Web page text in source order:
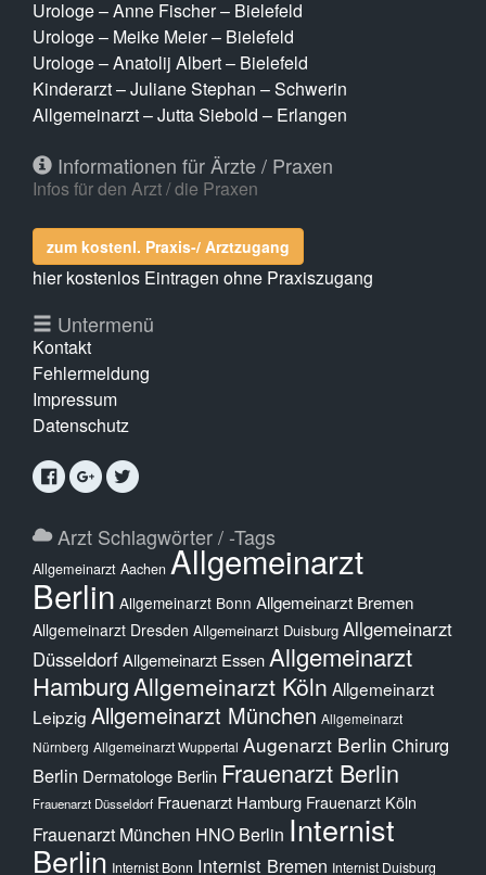
Urologe – Anne Fischer – Bielefeld
Urologe – Meike Meier – Bielefeld
Urologe – Anatolij Albert – Bielefeld
Kinderarzt – Juliane Stephan – Schwerin
Allgemeinarzt – Jutta Siebold – Erlangen
Informationen für Ärzte / Praxen
Infos für den Arzt / die Praxen
zum kostenl. Praxis-/ Arztzugang
hier kostenlos Eintragen ohne Praxiszugang
Untermenü
Kontakt
Fehlermeldung
Impressum
Datenschutz
Arzt Schlagwörter / -Tags
Allgemeinarzt Aachen Allgemeinarzt
Berlin Allgemeinarzt Bonn Allgemeinarzt Bremen
Allgemeinarzt Dresden Allgemeinarzt Duisburg Allgemeinarzt
DüsseldorfAllgemeinarzt Essen Allgemeinarzt
HamburgAllgemeinarzt Köln Allgemeinarzt
Leipzig Allgemeinarzt München Allgemeinarzt
Nürnberg Allgemeinarzt Wuppertal Augenarzt Berlin Chirurg
Berlin Dermatologe Berlin Frauenarzt Berlin
Frauenarzt Düsseldorf Frauenarzt Hamburg Frauenarzt Köln
Frauenarzt München HNO Berlin Internist
Berlin Internist Bonn Internist Bremen Internist Duisburg